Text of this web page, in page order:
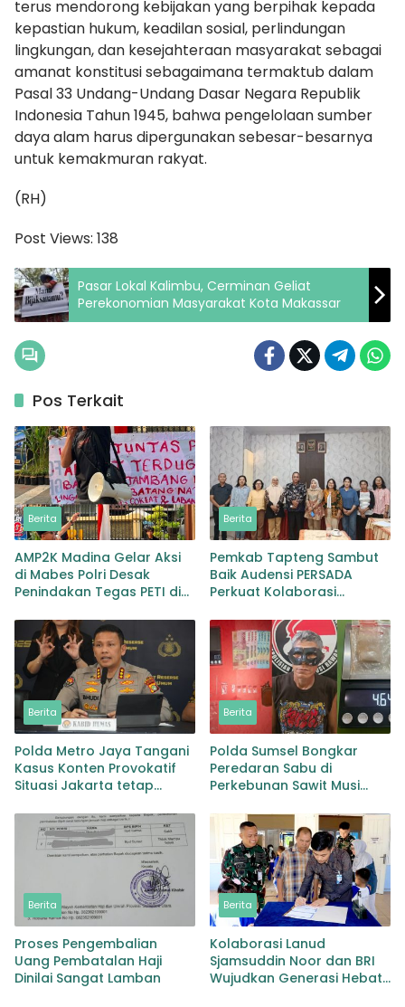
terus mendorong kebijakan yang berpihak kepada
kepastian hukum, keadilan sosial, perlindungan
lingkungan, dan kesejahteraan masyarakat sebagai
amanat konstitusi sebagaimana termaktub dalam
Pasal 33 Undang-Undang Dasar Negara Republik
Indonesia Tahun 1945, bahwa pengelolaan sumber
daya alam harus dipergunakan sebesar-besarnya
untuk kemakmuran rakyat.
(RH)
Post Views: 138
Pasar Lokal Kalimbu, Cerminan Geliat
Perekonomian Masyarakat Kota Makassar
Pos Terkait
Berita
AMP2K Madina Gelar Aksi
di Mabes Polri Desak
Penindakan Tegas PETI di
Natal
Berita
Pemkab Tapteng Sambut
Baik Audensi PERSADA
Perkuat Kolaborasi
dan Pebgaruutamaan
Inklusi
Berita
Polda Metro Jaya Tangani
Kasus Konten Provokatif
Situasi Jakarta tetap
Berita
Polda Sumsel Bongkar
Peredaran Sabu di
Perkebunan Sawit Musi
dengan Barang Bukti Sabu
dan Timbangan
Berita
Proses Pengembalian
Uang Pembatalan Haji
Dinilai Sangat Lamban
Berita
Kolaborasi Lanud
Sjamsuddin Noor dan BRI
Wujudkan Generasi Hebat